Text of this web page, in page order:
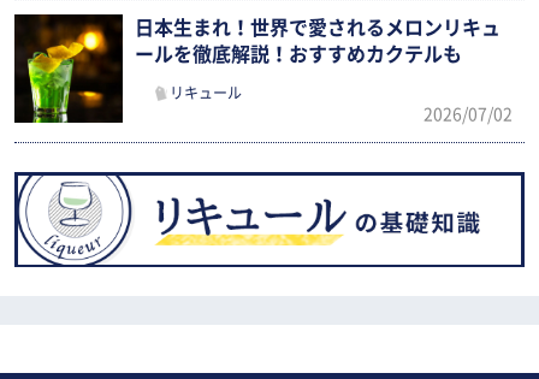
日本生まれ！世界で愛されるメロンリキュ
ールを徹底解説！おすすめカクテルも
リキュール
2026/07/02